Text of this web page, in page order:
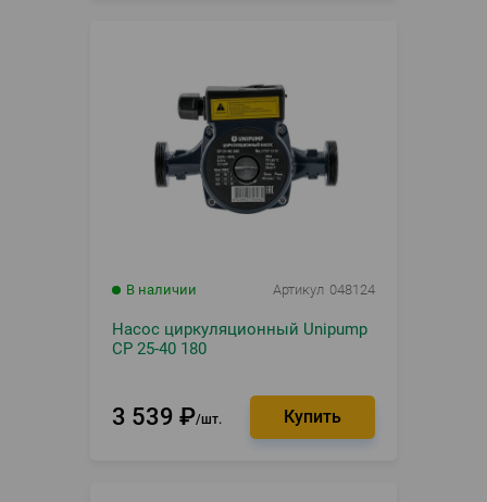
В наличии Артикул 048124
Насос циркуляционный Unipump
CP 25-40 180
3 539 ₽ шт.